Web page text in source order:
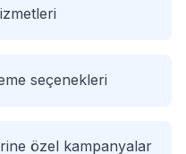
seçenekleri
özel kampanyalar